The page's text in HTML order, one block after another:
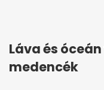
Láva és
medencék